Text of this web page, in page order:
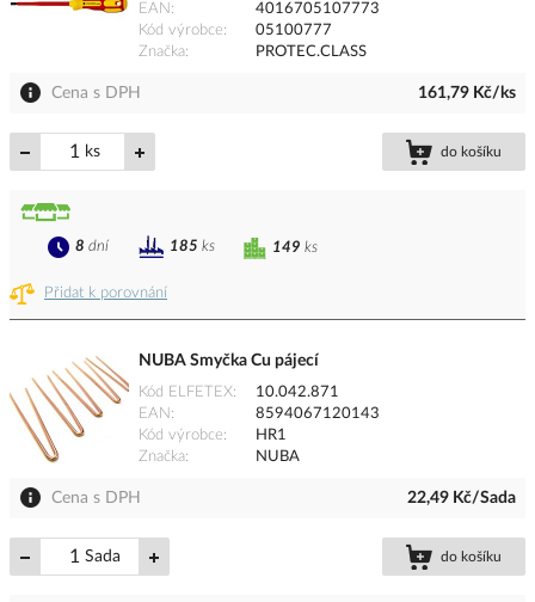
EAN
4016705107773
Kód výrobce
05100777
Značka
PROTEC.CLASS
Cena s DPH 161,79 Kč/ks
ks do košíku
Přidat k porovnání
149 ks
8 dní 185 ks
NUBA Smyčka Cu pájecí
Kód ELFETEX
10.042.871
EAN
8594067120143
Kód výrobce
HR1
Značka
NUBA
Cena s DPH 22,49 Kč/Sada
Sada do košíku